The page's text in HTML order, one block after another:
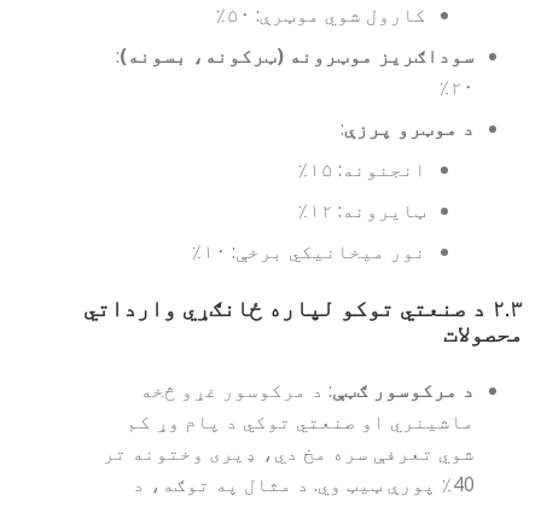
کارول شوي موټرې: ۵۰٪
سوداګریز موټرونه (ټرکونه، بسونه):
۲۰٪
د موټرو پرزې:
انجنونه: ۱۵٪
ټایرونه: ۱۲٪
نور میخانیکي برخې: ۱۰٪
۲.۳ د صنعتي توکو لپاره ځانګړي وارداتي
محصولات
د مرکوسور ګټې: د مرکوسور غړو څخه
ماشینري او صنعتي توکي د پام وړ کم
شوي تعرفې سره مخ دي، ډیری وختونه تر
40٪ پورې ټیټ وي. د مثال په توګه، د